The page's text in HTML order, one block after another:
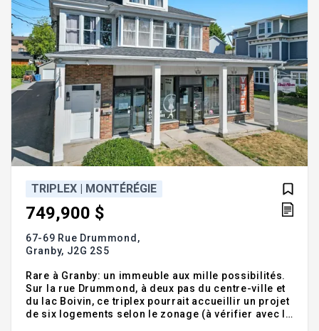
TRIPLEX | MONTÉRÉGIE
749,900 $
67-69 Rue Drummond,
Granby, J2G 2S5
Rare à Granby: un immeuble aux mille possibilités.
Sur la rue Drummond, à deux pas du centre-ville et
du lac Boivin, ce triplex pourrait accueillir un projet
de six logements selon le zonage (à vérifier avec la